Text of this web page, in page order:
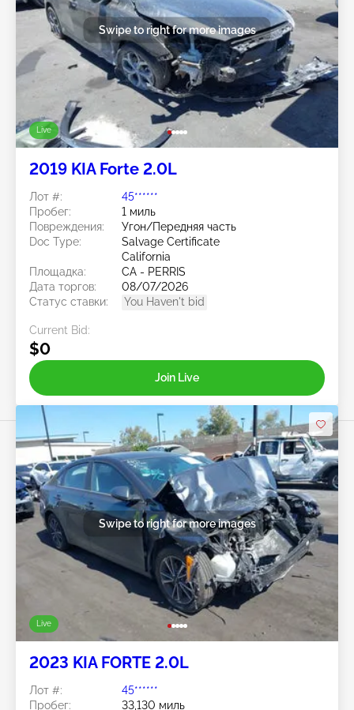
Live
Swipe to right for more images
2019 KIA Forte 2.0L
Лот #:
45******
Пробег:
1 миль
Повреждения:
Угон/Передняя часть
Doc Type:
Salvage Certificate
California
Площадка:
CA - PERRIS
Дата торгов:
08/07/2026
Статус ставки:
You Haven't bid
Current Bid:
$0
Join Live
Live
Swipe to right for more images
2023 KIA FORTE 2.0L
Лот #:
45******
Пробег:
33,130 миль